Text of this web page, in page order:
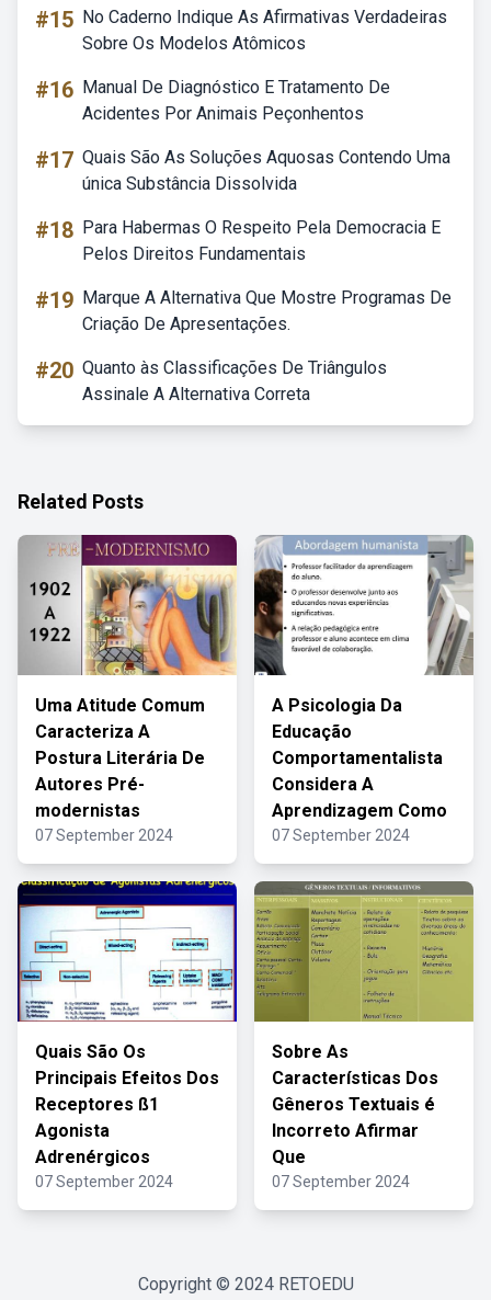
#15 No Caderno Indique As Afirmativas Verdadeiras
Sobre Os Modelos Atômicos
#16 Manual De Diagnóstico E Tratamento De
Acidentes Por Animais Peçonhentos
#17 Quais São As Soluções Aquosas Contendo Uma
única Substância Dissolvida
#18 Para Habermas O Respeito Pela Democracia E
Pelos Direitos Fundamentais
#19 Marque A Alternativa Que Mostre Programas De
Criação De Apresentações.
#20 Quanto às Classificações De Triângulos
Assinale A Alternativa Correta
Related Posts
Uma Atitude Comum
Caracteriza A
Postura Literária De
Autores Pré-
modernistas
07 September 2024
A Psicologia Da
Educação
Comportamentalista
Considera A
Aprendizagem Como
07 September 2024
Quais São Os
Principais Efeitos Dos
Receptores ß1
Agonista
Adrenérgicos
07 September 2024
Sobre As
Características Dos
Gêneros Textuais é
Incorreto Afirmar
Que
07 September 2024
Copyright © 2024 RETOEDU